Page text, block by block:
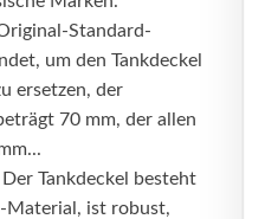
Standard-
um den Tankdeckel
ersetzen, der
70 mm, der allen
Tankdeckel besteht
Material, ist robust,